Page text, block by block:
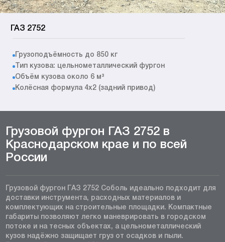
ГАЗ 2752
Грузоподъёмность до 850 кг
Тип кузова: цельнометаллический фургон
Объём кузова около 6 м³
Колёсная формула 4x2 (задний привод)
Грузовой фургон ГАЗ 2752 в
Краснодарском крае и по всей
России
Грузовой фургон ГАЗ 2752 Соболь идеально подходит для
доставки инструмента, расходных материалов и
комплектующих на строительные площадки. Компактные
габариты позволяют легко маневрировать в городском
потоке и на тесных объектах, а цельнометаллический
кузов надёжно защищает груз от осадков и пыли.